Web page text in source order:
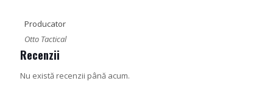
Producator
Otto Tactical
Recenzii
Nu există recenzii până acum.